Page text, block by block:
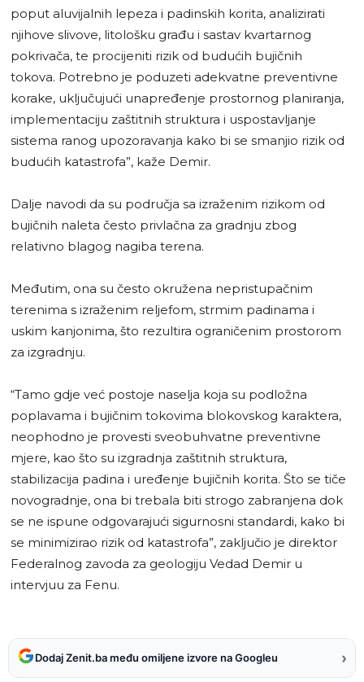
poput aluvijalnih lepeza i padinskih korita, analizirati
njihove slivove, litološku građu i sastav kvartarnog
pokrivača, te procijeniti rizik od budućih bujičnih
tokova. Potrebno je poduzeti adekvatne preventivne
korake, uključujući unapređenje prostornog planiranja,
implementaciju zaštitnih struktura i uspostavljanje
sistema ranog upozoravanja kako bi se smanjio rizik od
budućih katastrofa”, kaže Demir.
Dalje navodi da su područja sa izraženim rizikom od
bujičnih naleta često privlačna za gradnju zbog
relativno blagog nagiba terena.
Međutim, ona su često okružena nepristupačnim
terenima s izraženim reljefom, strmim padinama i
uskim kanjonima, što rezultira ograničenim prostorom
za izgradnju.
“Tamo gdje već postoje naselja koja su podložna
poplavama i bujičnim tokovima blokovskog karaktera,
neophodno je provesti sveobuhvatne preventivne
mjere, kao što su izgradnja zaštitnih struktura,
stabilizacija padina i uređenje bujičnih korita. Što se tiče
novogradnje, ona bi trebala biti strogo zabranjena dok
se ne ispune odgovarajući sigurnosni standardi, kako bi
se minimizirao rizik od katastrofa”, zaključio je direktor
Federalnog zavoda za geologiju Vedad Demir u
intervjuu za Fenu.
Dodaj Zenit.ba među omiljene izvore na Googleu ›